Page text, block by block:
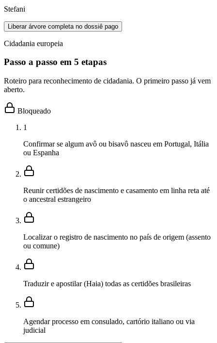
Stefani
Liberar árvore completa no dossiê pago
Cidadania europeia
Passo a passo em 5 etapas
Roteiro para reconhecimento de cidadania. O primeiro passo já vem
aberto.
Bloqueado
1
Confirmar se algum avô ou bisavô nasceu em Portugal, Itália
ou Espanha
Reunir certidões de nascimento e casamento em linha reta até
o ancestral estrangeiro
Localizar o registro de nascimento no país de origem (assento
ou comune)
Traduzir e apostilar (Haia) todas as certidões brasileiras
Agendar processo em consulado, cartório italiano ou via
judicial